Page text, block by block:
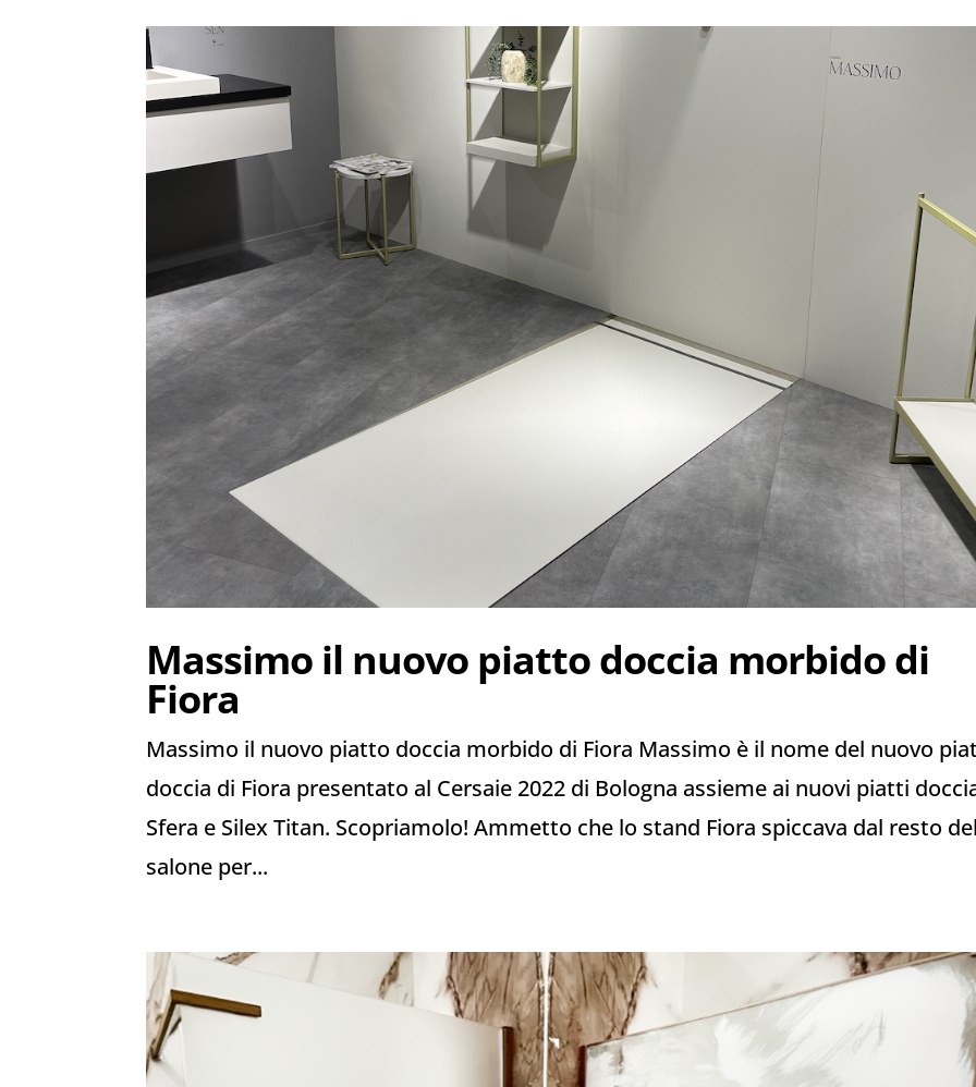
Massimo il nuovo piatto doccia morbido di
Fiora
Massimo il nuovo piatto doccia morbido di Fiora Massimo è il nome del nuovo
doccia di Fiora presentato al Cersaie 2022 di Bologna assieme ai nuovi piatti
Sfera e Silex Titan. Scopriamolo! Ammetto che lo stand Fiora spiccava dal resto
salone per...